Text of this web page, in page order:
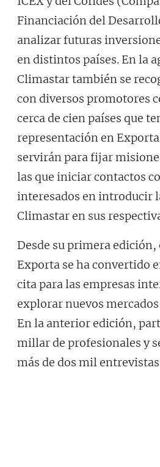
Financiación del
analizar futuras
en distintos países. En la
Climastar también se
con diversos promotores
cerca de cien países que
representación en
servirán para fijar
las que iniciar contactos
interesados en introducir
Climastar en sus
Desde su primera edición,
Exporta se ha convertido
cita para las empresas
explorar nuevos
En la anterior edición,
millar de profesionales y
más de dos mil